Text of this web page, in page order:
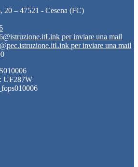
20 – 47521 - Cesena (FC)
Link per inviare una mail
Link per inviare una mail
UF287W